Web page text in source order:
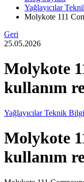
Yağlayıcılar
Molykote 111
Geri
25.05.2026
Molykote
kullanım
Yağlayıcılar Teknik Bilgi
Molykote
kullanım